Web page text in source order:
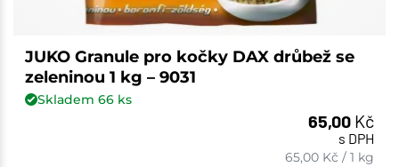
JUKO Granule pro kočky DAX drůbež se
zeleninou 1 kg – 9031
Skladem 66ks
65,00 Kč
s DPH
65,00 Kč /1 kg